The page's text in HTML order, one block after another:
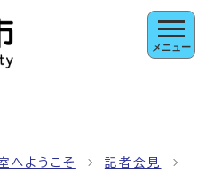
メニュー
へようこそ 記者会見